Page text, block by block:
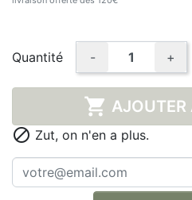
Quantité - +
 AJOUTER
 Zut, on n'en a plus.